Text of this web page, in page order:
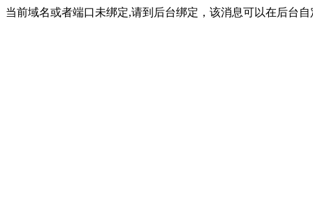
当前域名或者端口未绑定,请到后台绑定，该消息可以在后台自